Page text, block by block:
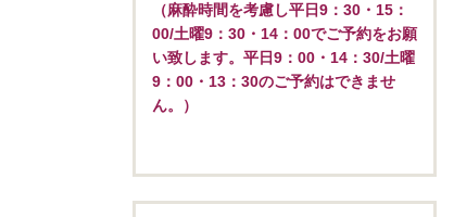
（麻酔時間を考慮し平日9：30・15：
00/土曜9：30・14：00でご予約をお願
い致します。平日9：00・14：30/土曜
9：00・13：30のご予約はできませ
ん。）